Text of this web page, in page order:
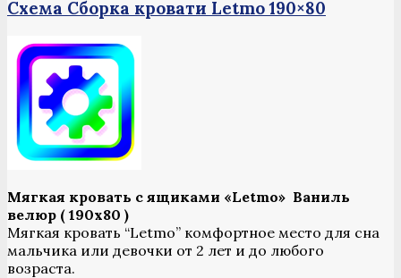
Схема Сборка кровати Letmo 190×80
Мягкая кровать с ящиками «Letmo» Ваниль
велюр ( 190х80 )
Мягкая кровать “Letmo” комфортное место для сна
мальчика или девочки от 2 лет и до любого
возраста.